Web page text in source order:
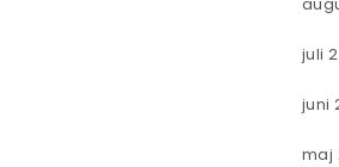
juli
juni
maj